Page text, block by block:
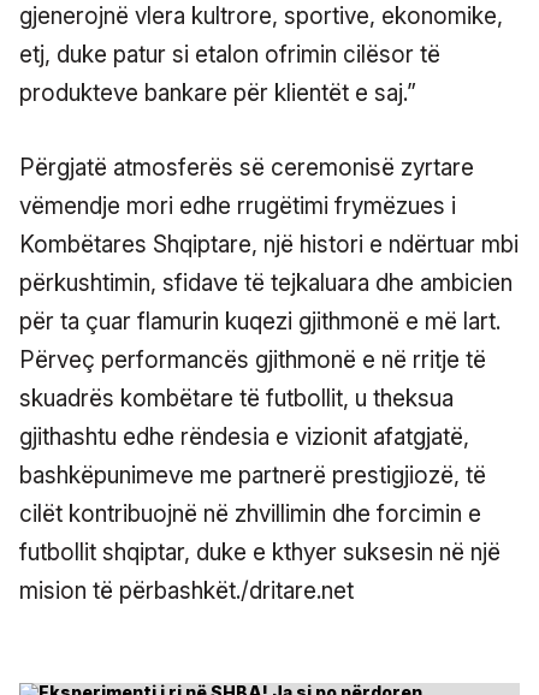
gjenerojnë vlera kultrore, sportive, ekonomike,
etj, duke patur si etalon ofrimin cilësor të
produkteve bankare për klientët e saj.”
Përgjatë atmosferës së ceremonisë zyrtare
vëmendje mori edhe rrugëtimi frymëzues i
Kombëtares Shqiptare, një histori e ndërtuar mbi
përkushtimin, sfidave të tejkaluara dhe ambicien
për ta çuar flamurin kuqezi gjithmonë e më lart.
Përveç performancës gjithmonë e në rritje të
skuadrës kombëtare të futbollit, u theksua
gjithashtu edhe rëndesia e vizionit afatgjatë,
bashkëpunimeve me partnerë prestigjiozë, të
cilët kontribuojnë në zhvillimin dhe forcimin e
futbollit shqiptar, duke e kthyer suksesin në një
mision të përbashkët./dritare.net